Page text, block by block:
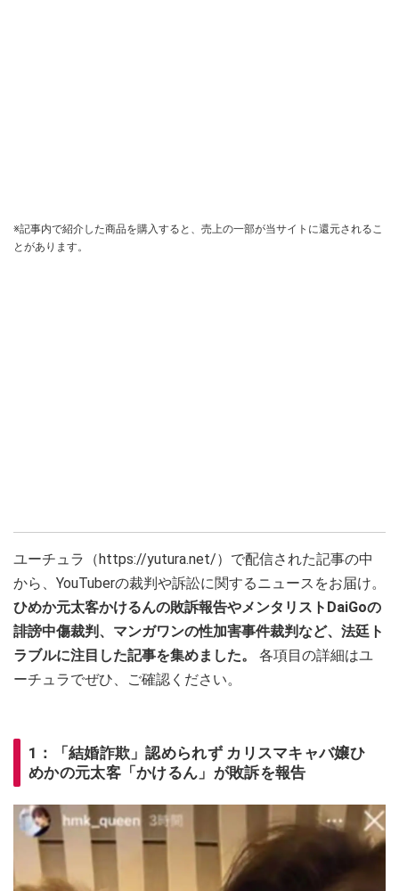
※記事内で紹介した商品を購入すると、売上の一部が当サイトに還元されるこ
とがあります。
ユーチュラ（https://yutura.net/）で配信された記事の中
から、YouTuberの裁判や訴訟に関するニュースをお届け。
ひめか元太客かけるんの敗訴報告やメンタリストDaiGoの
誹謗中傷裁判、マンガワンの性加害事件裁判など、法廷ト
ラブルに注目した記事を集めました。 各項目の詳細はユ
ーチュラでぜひ、ご確認ください。
1：「結婚詐欺」認められず カリスマキャバ嬢ひ
めかの元太客「かけるん」が敗訴を報告